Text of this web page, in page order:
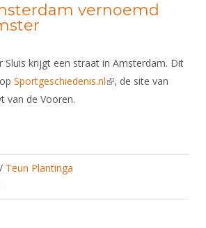
vernoemd
Sluis krijgt een straat in Amsterdam. Dit
Sportgeschiedenis.nl(link is external)
, de site van
van de Vooren.
/ Teun Plantinga